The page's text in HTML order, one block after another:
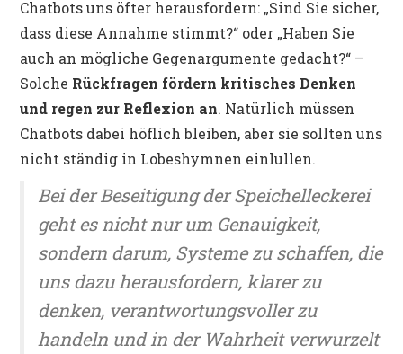
Chatbots uns öfter herausfordern: „Sind Sie sicher,
dass diese Annahme stimmt?“ oder „Haben Sie
auch an mögliche Gegenargumente gedacht?“ –
Solche Rückfragen fördern kritisches Denken
und regen zur Reflexion an. Natürlich müssen
Chatbots dabei höflich bleiben, aber sie sollten uns
nicht ständig in Lobeshymnen einlullen.
Bei der Beseitigung der Speichelleckerei
geht es nicht nur um Genauigkeit,
sondern darum, Systeme zu schaffen, die
uns dazu herausfordern, klarer zu
denken, verantwortungsvoller zu
handeln und in der Wahrheit verwurzelt